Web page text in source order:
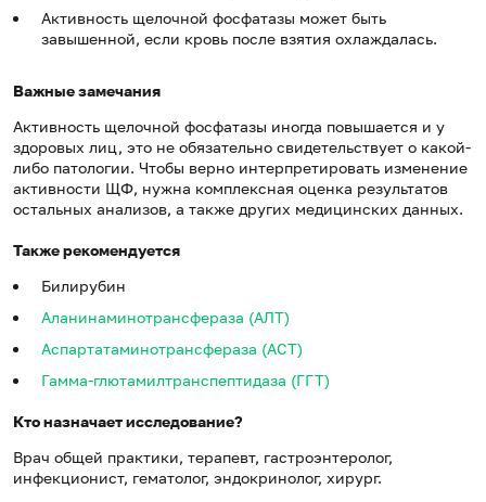
Активность щелочной фосфатазы может быть
завышенной, если кровь после взятия охлаждалась.
Важные замечания
Активность щелочной фосфатазы иногда повышается и у
здоровых лиц, это не обязательно свидетельствует о какой-
либо патологии. Чтобы верно интерпретировать изменение
активности ЩФ, нужна комплексная оценка результатов
остальных анализов, а также других медицинских данных.
Также рекомендуется
Билирубин
Аланинаминотрансфераза (АЛТ)
Аспартатаминотрансфераза (АСТ)
Гамма-глютамилтранспептидаза (ГГТ)
Кто назначает исследование?
Врач общей практики, терапевт, гастроэнтеролог,
инфекционист, гематолог, эндокринолог, хирург.